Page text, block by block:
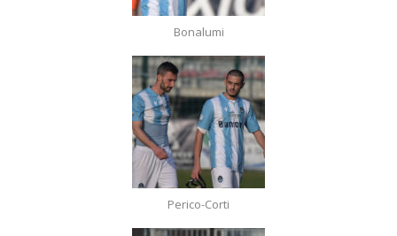
Bonalumi
Perico-Corti